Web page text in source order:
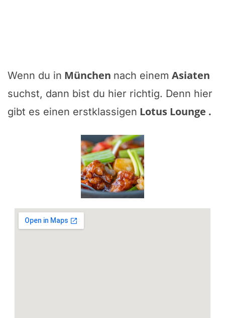
Wenn du in München nach einem Asiaten
suchst, dann bist du hier richtig. Denn hier
gibt es einen erstklassigen Lotus Lounge .